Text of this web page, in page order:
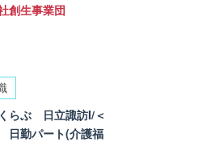
創生事業団
らぶ 日立諏訪I/＜
勤パート(介護福